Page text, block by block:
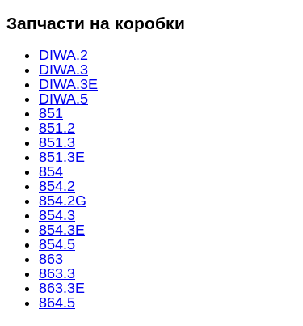
Запчасти на коробки
DIWA.2
DIWA.3
DIWA.3E
DIWA.5
851
851.2
851.3
851.3E
854
854.2
854.2G
854.3
854.3E
854.5
863
863.3
863.3E
864.5